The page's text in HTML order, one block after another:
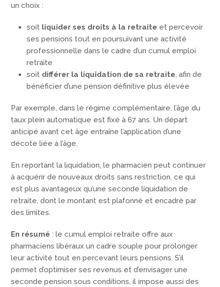
un choix :
soit liquider ses droits à la retraite et percevoir
ses pensions tout en poursuivant une activité
professionnelle dans le cadre d’un cumul emploi
retraite
soit différer la liquidation de sa retraite, afin de
bénéficier d’une pension définitive plus élevée
Par exemple, dans le régime complémentaire, l’âge du
taux plein automatique est fixé à 67 ans. Un départ
anticipé avant cet âge entraîne l’application d’une
décote liée à l’âge.
En reportant la liquidation, le pharmacien peut continuer
à acquérir de nouveaux droits sans restriction, ce qui
est plus avantageux qu’une seconde liquidation de
retraite, dont le montant est plafonné et encadré par
des limites.
En résumé : le cumul emploi retraite offre aux
pharmaciens libéraux un cadre souple pour prolonger
leur activité tout en percevant leurs pensions. S’il
permet d’optimiser ses revenus et d’envisager une
seconde pension sous conditions, il impose aussi des